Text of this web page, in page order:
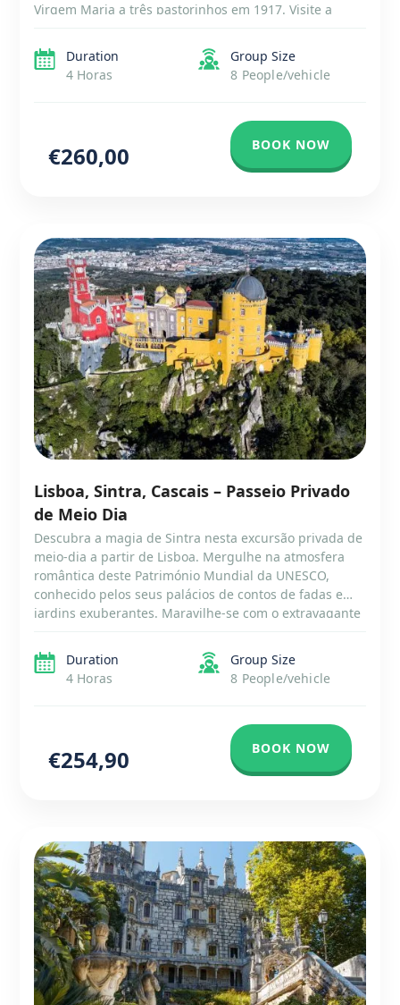
Virgem Maria a três pastorinhos em 1917. Visite a
milagrosos, e a Basílica de Nossa Senhora do Rosário.
Experimente […]
Duration
4 Horas
Group Size
8 People/vehicle
€260,00 BOOK NOW
Lisboa, Sintra, Cascais – Passeio Privado
de Meio Dia
Descubra a magia de Sintra nesta excursão privada de
meio-dia a partir de Lisboa. Mergulhe na atmosfera
romântica deste Património Mundial da UNESCO,
conhecido pelos seus palácios de contos de fadas e
jardins exuberantes. Maravilhe-se com o extravagante
romântica. Explore o encantador centro histórico, com
as suas ruas […]
Duration
4 Horas
Group Size
8 People/vehicle
€254,90 BOOK NOW